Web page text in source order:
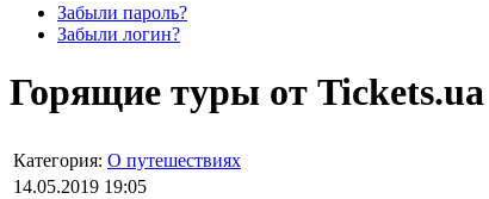
Забыли пароль?
Забыли логин?
Горящие туры от Tickets.ua
Категория: О путешествиях
14.05.2019 19:05